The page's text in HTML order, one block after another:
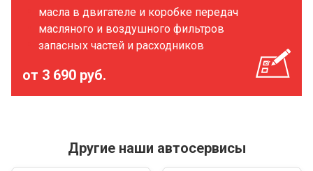
масла в двигателе и коробке передач
масляного и воздушного фильтров
запасных частей и расходников
от 3 690 руб.
Другие наши автосервисы